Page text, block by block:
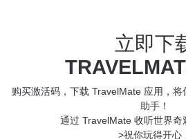
立即下
购买激活码，下载 TravelMate 应用，
助手！
通过 TravelMate 收听世界奇
>祝你玩得开心